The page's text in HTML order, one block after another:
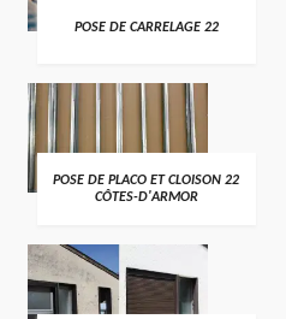
POSE DE CARRELAGE 22
POSE DE PLACO ET CLOISON 22
CÔTES-D'ARMOR